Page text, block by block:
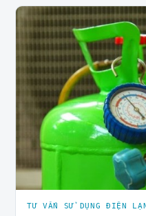
TƯ VẤN SỬ DỤNG ĐIỆN